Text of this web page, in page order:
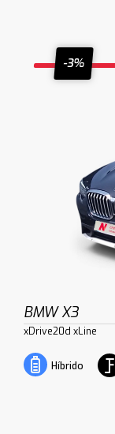
-3%
BMW X3
xDrive20d xLine
Híbrido